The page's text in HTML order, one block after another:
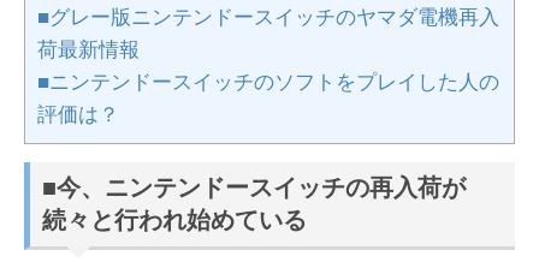
■グレー版ニンテンドースイッチのヤマダ電機再入
荷最新情報
■ニンテンドースイッチのソフトをプレイした人の
評価は？
■今、ニンテンドースイッチの再入荷が
続々と行われ始めている